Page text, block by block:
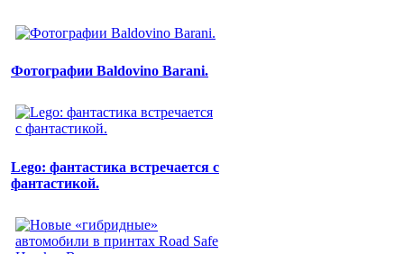
Фотографии Baldovino Barani.
Lego: фантастика встречается с
фантастикой.